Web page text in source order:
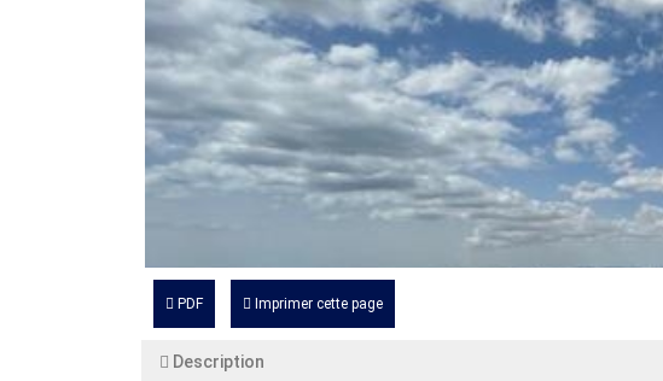
PDF Imprimer cette page
Description